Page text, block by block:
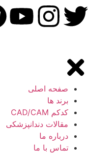
صفحه اصلی
برند ها
کدکم CAD/CAM
مقالات دندانپزشکی
درباره ما
تماس با ما